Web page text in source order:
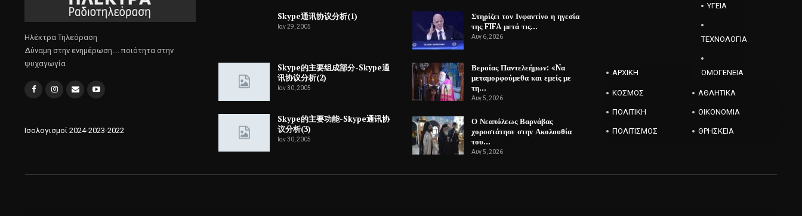
Ηλέκτρα Τηλεόραση
Δύναμη στην ενημέρωση.... ποιότητα στην
ψυχαγωγία
Ισολογισμοί 2024-2023-2022
Skype通讯协议分析(1)
Ιαν 29, 2005
Skype的主要组成部分-Skype通
讯协议分析(2)
Ιαν 30, 2005
Skype的主要功能-Skype通讯协
议分析(3)
Ιαν 30, 2005
Στηρίζει τον Ινφαντίνο η ηγεσία
της FIFA μετά τις…
Αυγ 6, 2026
Βεροίας Παντελεήμων: «Nα
μεταμορφούμεθα και εμείς με
τη…
Αυγ 5, 2026
Ο Νεαπόλεως Βαρνάβας
χοροστάτησε στην Ακολουθία
του…
Αυγ 5, 2026
ΑΡΧΙΚΗ
ΥΓΕΙΑ
ΤΕΧΝΟΛΟΓΙΑ
ΟΜΟΓΕΝΕΙΑ
ΚΟΣΜΟΣ ΑΘΛΗΤΙΚΑ
ΠΟΛΙΤΙΚΗ ΟΙΚΟΝΟΜΙΑ
ΠΟΛΙΤΙΣΜΟΣ ΘΡΗΣΚΕΙΑ